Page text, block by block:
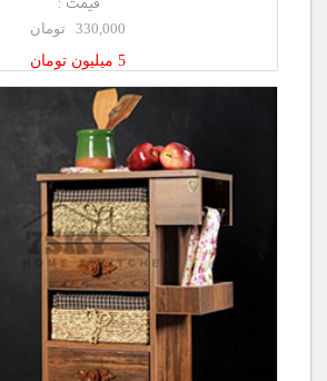
330,000 تومان
5 میلیون تومان